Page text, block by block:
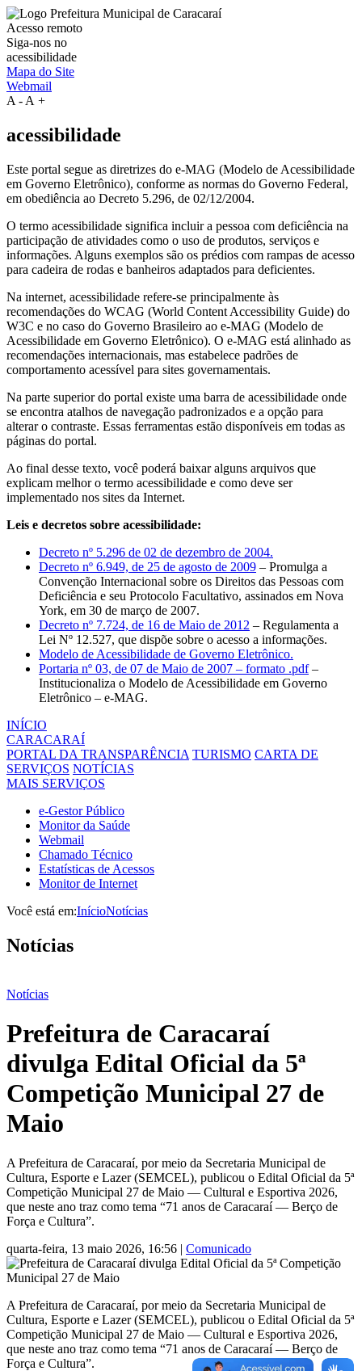
Acesso remoto
Siga-nos no
acessibilidade
Mapa do Site
Webmail
A - A +
acessibilidade
Este portal segue as diretrizes do e-MAG (Modelo de Acessibilidade
em Governo Eletrônico), conforme as normas do Governo Federal,
em obediência ao Decreto 5.296, de 02/12/2004.
O termo acessibilidade significa incluir a pessoa com deficiência na
participação de atividades como o uso de produtos, serviços e
informações. Alguns exemplos são os prédios com rampas de acesso
para cadeira de rodas e banheiros adaptados para deficientes.
Na internet, acessibilidade refere-se principalmente às
recomendações do WCAG (World Content Accessibility Guide) do
W3C e no caso do Governo Brasileiro ao e-MAG (Modelo de
Acessibilidade em Governo Eletrônico). O e-MAG está alinhado as
recomendações internacionais, mas estabelece padrões de
comportamento acessível para sites governamentais.
Na parte superior do portal existe uma barra de acessibilidade onde
se encontra atalhos de navegação padronizados e a opção para
alterar o contraste. Essas ferramentas estão disponíveis em todas as
páginas do portal.
Ao final desse texto, você poderá baixar alguns arquivos que
explicam melhor o termo acessibilidade e como deve ser
implementado nos sites da Internet.
Leis e decretos sobre acessibilidade:
Decreto nº 5.296 de 02 de dezembro de 2004.
Decreto nº 6.949, de 25 de agosto de 2009 – Promulga a
Convenção Internacional sobre os Direitos das Pessoas com
Deficiência e seu Protocolo Facultativo, assinados em Nova
York, em 30 de março de 2007.
Decreto nº 7.724, de 16 de Maio de 2012 – Regulamenta a
Lei Nº 12.527, que dispõe sobre o acesso a informações.
Modelo de Acessibilidade de Governo Eletrônico.
Portaria nº 03, de 07 de Maio de 2007 – formato .pdf–
Institucionaliza o Modelo de Acessibilidade em Governo
Eletrônico – e-MAG.
INÍCIO
CARACARAÍ
PORTAL DA TRANSPARÊNCIA TURISMO CARTA DE
SERVIÇOS NOTÍCIAS
MAIS SERVIÇOS
e-Gestor Público
Monitor da Saúde
Webmail
Chamado Técnico
Estatísticas de Acessos
Monitor de Internet
Você está em:InícioNotícias
Notícias
Notícias
Prefeitura de Caracaraí
divulga Edital Oficial da 5ª
Competição Municipal 27 de
Maio
A Prefeitura de Caracaraí, por meio da Secretaria Municipal de
Cultura, Esporte e Lazer (SEMCEL), publicou o Edital Oficial da 5ª
Competição Municipal 27 de Maio — Cultural e Esportiva 2026,
que neste ano traz como tema “71 anos de Caracaraí — Berço de
Força e Cultura”.
quarta-feira, 13 maio 2026, 16:56 | Comunicado
A Prefeitura de Caracaraí, por meio da Secretaria Municipal de
Cultura, Esporte e Lazer (SEMCEL), publicou o Edital Oficial da 5ª
Competição Municipal 27 de Maio — Cultural e Esportiva 2026,
que neste ano traz como tema “71 anos de Caracaraí — Berço de
Força e Cultura”.